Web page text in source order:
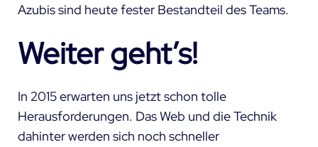
Azubis sind heute fester Bestandteil des Teams.
Weiter geht’s!
In 2015 erwarten uns jetzt schon tolle
Herausforderungen. Das Web und die Technik
dahinter werden sich noch schneller